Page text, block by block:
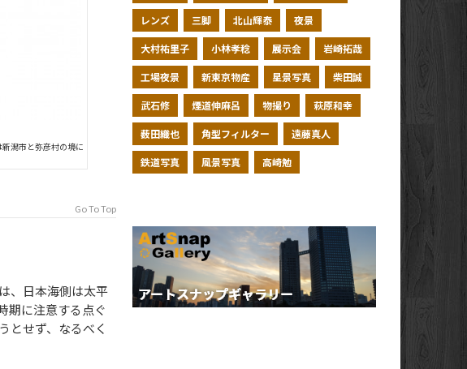
潟市と弥彦村の境に
Go To Top
、日本海側は太平
期に注意する点ぐ
とせず、なるべく
レンズ 三脚 北山輝泰 夜景
大村祐里子 小林孝稔 展示会 岩崎拓哉
工場夜景 新東京物産 星景写真 柴田誠
武石修 煙道伸麻呂 物撮り 萩原和幸
薮田織也 角型フィルター 遠藤真人
鉄道写真 風景写真 高崎勉